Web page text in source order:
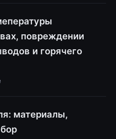
повреждении
и горячего
материалы,